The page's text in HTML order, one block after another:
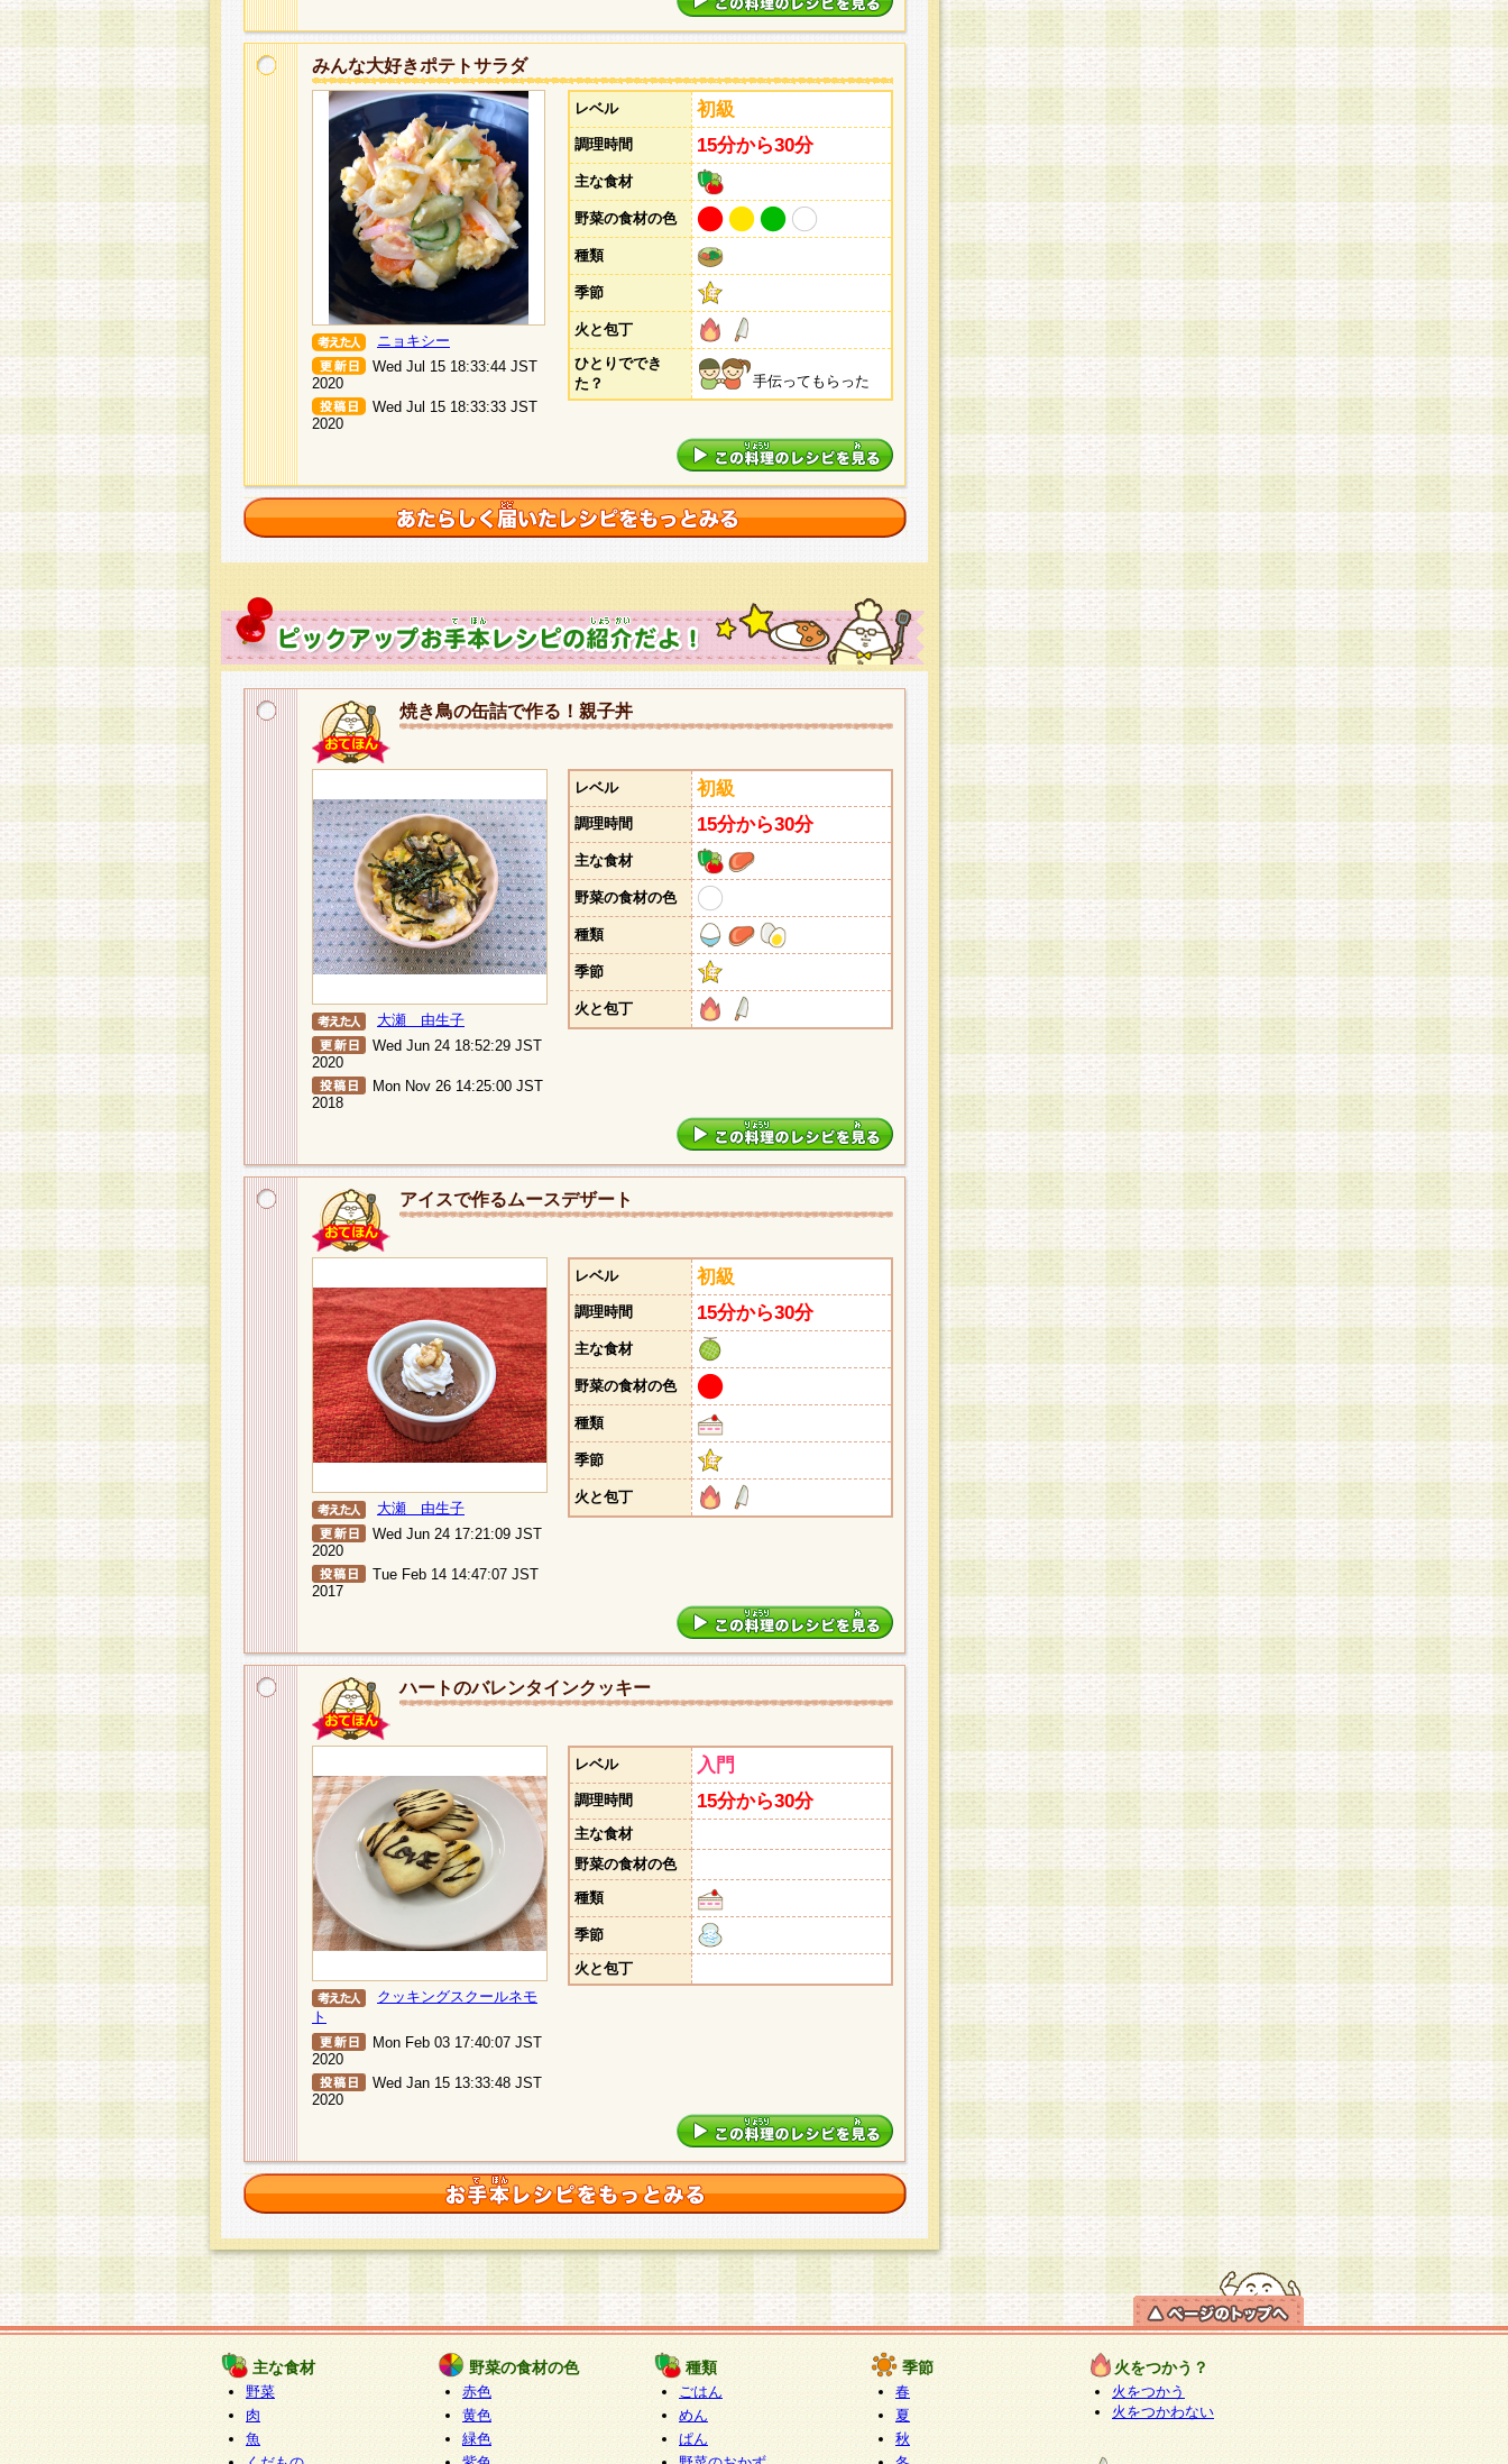
みんな大好きポテトサラダ
ニョキシー
Wed Jul 15 18:33:44 JST
2020
Wed Jul 15 18:33:33 JST
2020
レベル 初級
調理時間 15分から30分
主な食材
野菜の食材の色
種類
季節
火と包丁
ひとりででき
た？
手伝ってもらった
焼き鳥の缶詰で作る！親子丼
大瀬 由生子
Wed Jun 24 18:52:29 JST
2020
Mon Nov 26 14:25:00 JST
2018
レベル 初級
調理時間 15分から30分
主な食材
野菜の食材の色
種類
季節
火と包丁
アイスで作るムースデザート
大瀬 由生子
Wed Jun 24 17:21:09 JST
2020
Tue Feb 14 14:47:07 JST
2017
レベル 初級
調理時間 15分から30分
主な食材
野菜の食材の色
種類
季節
火と包丁
ハートのバレンタインクッキー
クッキングスクールネモ
ト
Mon Feb 03 17:40:07 JST
2020
Wed Jan 15 13:33:48 JST
2020
レベル 入門
調理時間 15分から30分
主な食材
野菜の食材の色
種類
季節
火と包丁
主な食材
野菜
肉
魚
野菜の食材の色
赤色
黄色
緑色
種類
ごはん
めん
ぱん
季節
春
夏
秋
火をつかう？
火をつかう
火をつかわない